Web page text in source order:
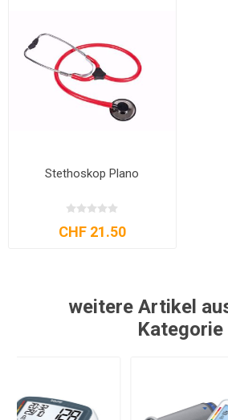
Stethoskop Plano
CHF 21.50
weitere Artikel
Kategorie